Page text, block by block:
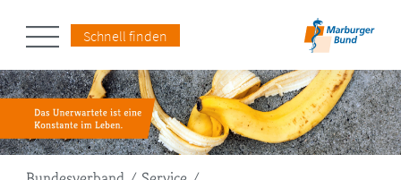
Schnell finden